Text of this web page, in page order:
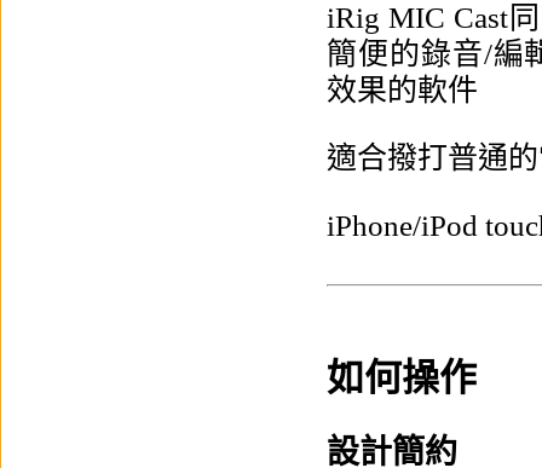
iRig MIC Cast
簡便的錄音/編
效果的軟件
適合撥打普通
iPhone/iPod
如何操作
設計簡約